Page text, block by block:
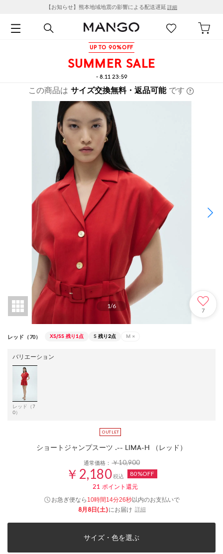
【お知らせ】熊本地域地震の影響による配送遅延 詳細
UP TO 90%OFF
SUMMER SALE
- 8.11 23:59
この商品は サイズ交換無料・返品可能 です
1/6
7
レッド（70） XS/SS 残り1点 S 残り2点 M ×
バリエーション
レッド（7
0）
ショートジャンプスーツ .-- LIMA-H （レッド）
通常価格：￥10,900
￥2,180税込 80%OFF
21 ポイント還元
お急ぎ便なら 10時間14分26秒以内のお支払いで
8月8日(土)にお届け 詳細
サイズ・色を選ぶ